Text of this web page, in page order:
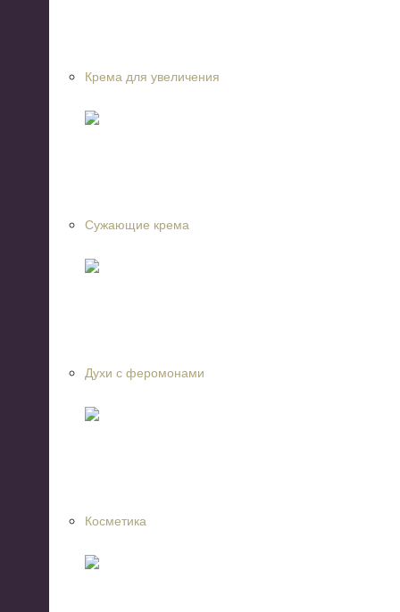
Крема для увеличения
Сужающие крема
Духи с феромонами
Косметика